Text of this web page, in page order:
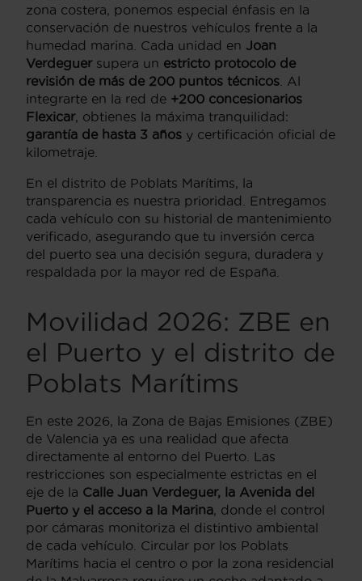
zona costera, ponemos especial énfasis en la
conservación de nuestros vehículos frente a la
humedad marina. Cada unidad en Joan
Verdeguersupera un estricto protocolo de
revisión de más de 200 puntos técnicos . Al
integrarte en la red de +200 concesionarios
Flexicar, obtienes la máxima tranquilidad:
garantía de hasta 3 años y certificación oficial de
kilometraje.
En el distrito de Poblats Marítims, la
transparencia es nuestra prioridad. Entregamos
cada vehículo con su historial de mantenimiento
verificado, asegurando que tu inversión cerca
del puerto sea una decisión segura, duradera y
respaldada por la mayor red de España.
Movilidad 2026: ZBE en
el Puerto y el distrito de
Poblats Marítims
En este 2026, la Zona de Bajas Emisiones (ZBE)
de Valencia ya es una realidad que afecta
directamente al entorno del Puerto. Las
restricciones son especialmente estrictas en el
eje de la Calle Juan Verdeguer, la Avenida del
Puerto y el acceso a la Marina , donde el control
por cámaras monitoriza el distintivo ambiental
de cada vehículo. Circular por los Poblats
Marítims hacia el centro o por la zona residencial